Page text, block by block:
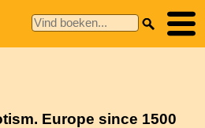
Europe since 1500